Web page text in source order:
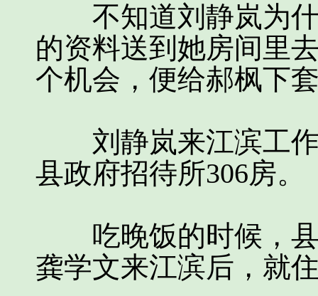
不知道刘静岚为什
的资料送到她房间里
个机会，便给郝枫下
刘静岚来江滨工作
县政府招待所306房。
吃晚饭的时候，县
龚学文来江滨后，就